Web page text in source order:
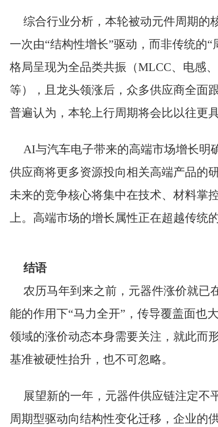
综合行业分析，本轮被动元件周期的
一次由“结构性增长”驱动，而非传统的“
格局呈现为全品类共振（MLCC、电感
等），且龙头领涨后，众多供应商全面
普遍认为，本轮上行周期将会比以往更
AI与汽车电子带来的高端市场增长明
供应商将更多资源投向相关高端产品的
未来的竞争核心将集中在技术、材料掌
上。高端市场的增长属性正在超越传统
结语
农历马年到来之前，元器件涨价就已
能的作用下“马力全开”，传导覆盖面也
领域的涨价动态本身需要关注，就此而
基准被硬性抬升，也不可忽略。
展望新的一年，元器件供应链注定不
周期型驱动向结构性变化迁移，企业的